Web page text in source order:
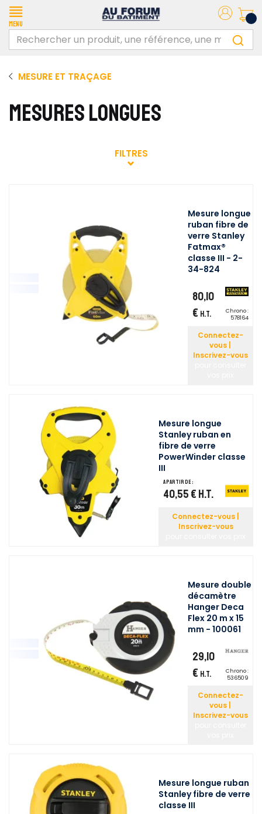
Menu
MESURE ET TRAÇAGE
MESURES LONGUES
FILTRES
Mesure longue
ruban fibre de
verre Stanley
Fatmax®
classe III - 2-
34-824
80,10
€ H.T.
Chrono :
578164
Connectez-
vous |
Inscrivez-vous
Mesure longue
Stanley ruban en
fibre de verre
PowerWinder classe
III
A partir de :
40,55 € H.T.
Connectez-vous |
Inscrivez-vous
Mesure double
décamètre
Hanger Deca
Flex 20 m x 15
mm - 100061
29,10
€ H.T.
Chrono :
536509
Connectez-
vous |
Inscrivez-vous
Mesure longue ruban
Stanley fibre de verre
classe III